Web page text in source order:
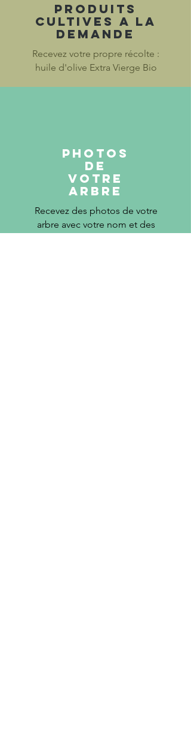
Produits
cultives a la
demande
Recevez votre propre récolte :
huile d'olive Extra Vierge Bio
photos
de
votre
arbre
Recevez des photos de votre
arbre avec votre nom et des